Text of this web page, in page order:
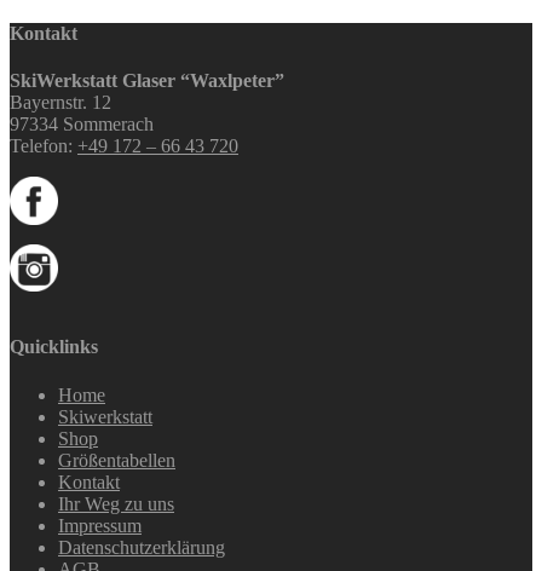
Kontakt
SkiWerkstatt Glaser “Waxlpeter”
Bayernstr. 12
97334 Sommerach
Telefon: +49 172 – 66 43 720
Quicklinks
Home
Skiwerkstatt
Shop
Größentabellen
Kontakt
Ihr Weg zu uns
Impressum
Datenschutzerklärung